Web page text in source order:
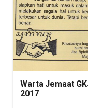
Warta Jemaat
2017